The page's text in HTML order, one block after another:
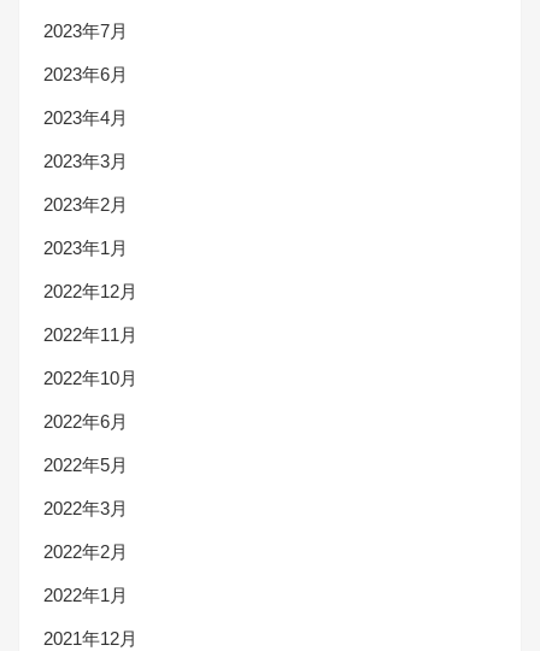
2023年7月
2023年6月
2023年4月
2023年3月
2023年2月
2023年1月
2022年12月
2022年11月
2022年10月
2022年6月
2022年5月
2022年3月
2022年2月
2022年1月
2021年12月